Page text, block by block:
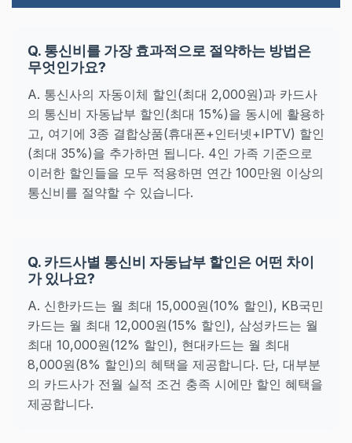
Q. 통신비를 가장 효과적으로 절약하는 방법은
무엇인가요?
A. 통신사의 자동이체 할인(최대 2,000원)과 카드사
의 통신비 자동납부 할인(최대 15%)을 동시에 활용하
고, 여기에 3종 결합상품(휴대폰+인터넷+IPTV) 할인
(최대 35%)을 추가하면 됩니다. 4인 가족 기준으로
이러한 할인들을 모두 적용하면 연간 100만원 이상의
통신비를 절약할 수 있습니다.
Q. 카드사별 통신비 자동납부 할인은 어떤 차이
가 있나요?
A. 신한카드는 월 최대 15,000원(10% 할인), KB국민
카드는 월 최대 12,000원(15% 할인), 삼성카드는 월
최대 10,000원(12% 할인), 현대카드는 월 최대
8,000원(8% 할인)의 혜택을 제공합니다. 단, 대부분
의 카드사가 전월 실적 조건 충족 시에만 할인 혜택을
제공합니다.